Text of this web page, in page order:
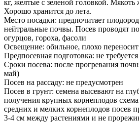
кг, желтые с зеленой головкой. Мякоть
Хорошо хранится до лета.
Место посадки: предпочитает
нейтральные почвы. Посев проводят
огурцов, гороха, фасоли
Освещение: обильное, плохо переносит
Предпосевная подготовка: не требуется
Сроки посева: после прогревания
май)
Посев на рассаду: не предусмотрен
Посев в грунт: семена высевают на
получения крупных корнеплодов
средних и мелких корнеплодов посев
3-4 см между растениями и не